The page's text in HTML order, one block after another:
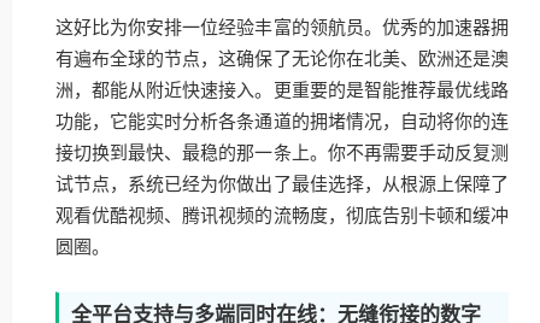
这好比为你安排一位经验丰富的领航员。优秀的加速器拥
有遍布全球的节点，这确保了无论你在北美、欧洲还是澳
洲，都能从附近快速接入。更重要的是智能推荐最优线路
功能，它能实时分析各条通道的拥堵情况，自动将你的连
接切换到最快、最稳的那一条上。你不再需要手动反复测
试节点，系统已经为你做出了最佳选择，从根源上保障了
观看优酷视频、腾讯视频的流畅度，彻底告别卡顿和缓冲
圆圈。
全平台支持与多端同时在线：无缝衔接的数字